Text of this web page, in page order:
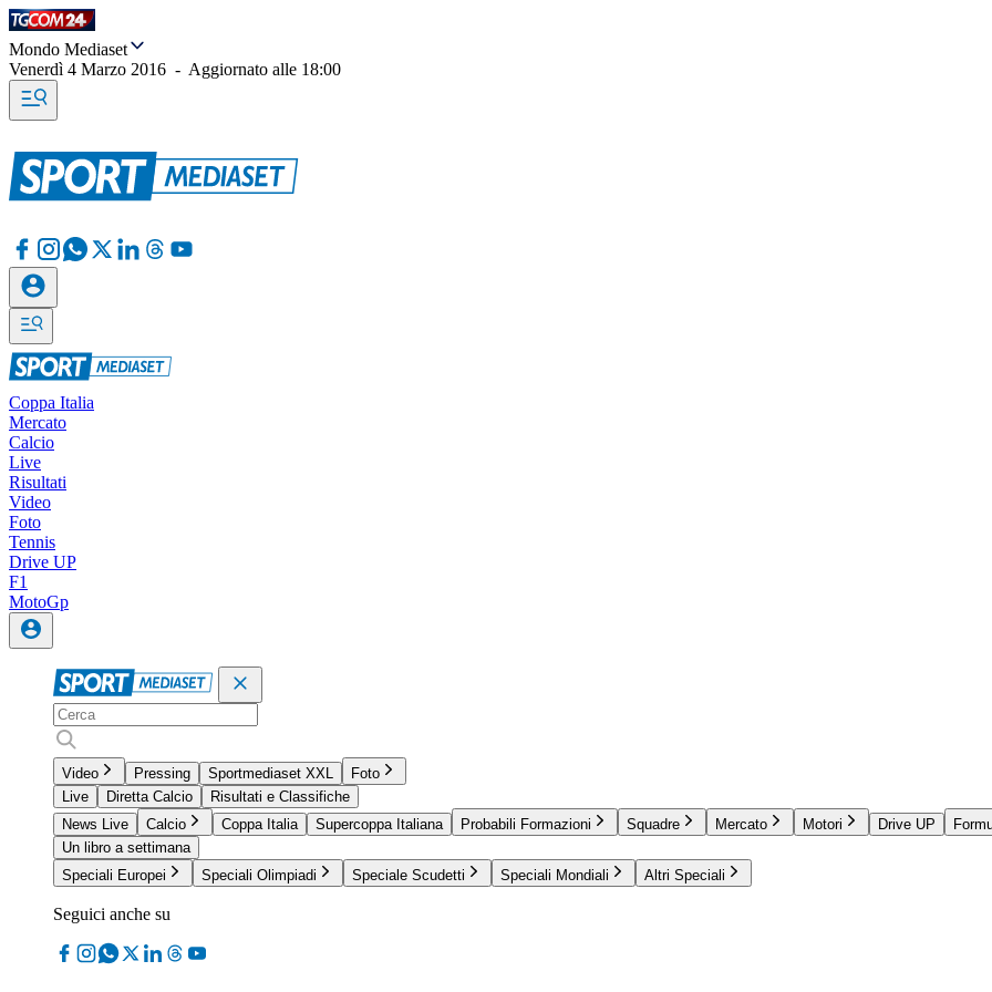
Mondo Mediaset
Venerdì 4 Marzo 2016 - Aggiornato alle 18:00
Coppa Italia
Mercato
Calcio
Live
Risultati
Video
Foto
Tennis
Drive UP
F1
MotoGp
Video Pressing Sportmediaset XXL
Foto
Live
Diretta Calcio
Risultati e Classifiche
News Live
Calcio Coppa Italia Supercoppa Italiana Probabili Formazioni Squadre Mercato Motori Drive UP
Un libro a settimana
Speciali Europei
Speciali Olimpiadi Speciale Scudetti Speciali Mondiali Altri Speciali
Seguici anche su